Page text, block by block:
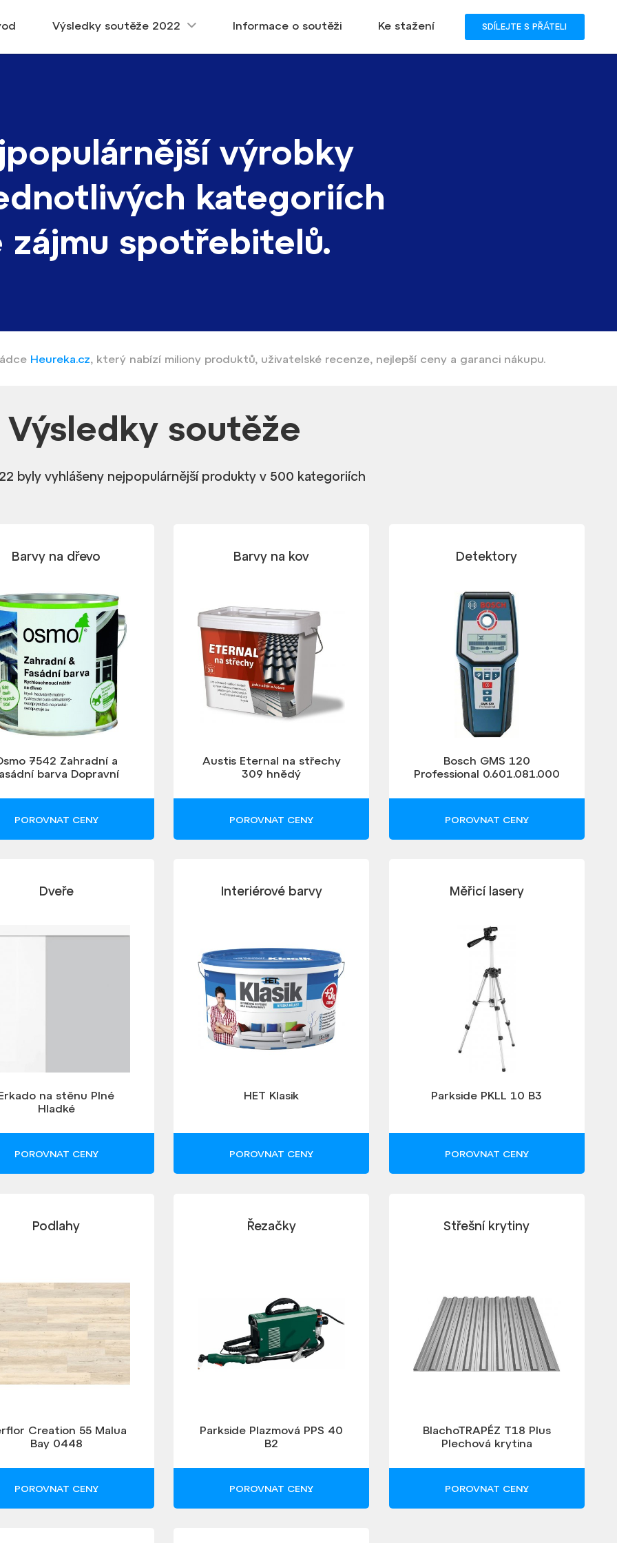
Výsledky soutěže 2022 Informace o soutěži Ke stažení SDÍLEJTE S PŘÁTELI
výrobky
kategoriích
zájmu spotřebitelů.
Heureka.cz který nabízí miliony produktů, uživatelské recenze, nejlepší ceny a garanci nákupu.
Výsledky soutěže
byly vyhlášeny nejpopulárnější produkty v 500 kategoriích
Barvy na dřevo
7542 Zahradní a
barva Dopravní
POROVNAT CENY
Barvy na kov
Austis Eternal na střechy
309 hnědý
POROVNAT CENY
Detektory
Bosch GMS 120
Professional 0.601.081.000
POROVNAT CENY
Dveře
na stěnu Plné
Hladké
POROVNAT CENY
Interiérové barvy
HET Klasik
POROVNAT CENY
Měřicí lasery
Parkside PKLL 10 B3
POROVNAT CENY
Podlahy
Creation 55 Malua
Bay 0448
POROVNAT CENY
Řezačky
Parkside Plazmová PPS 40
B2
POROVNAT CENY
Střešní krytiny
BlachoTRAPÉZ T18 Plus
Plechová krytina
ALUZINEK 2 m
POROVNAT CENY